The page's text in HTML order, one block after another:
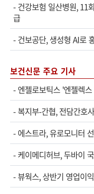
- 건강보험 일산병원, 11
급
- 건보공단, 생성형 AI로
보건신문 주요 기사
- 엔젤로보틱스 '엔젤렉스
- 복지부-간협, 전담간호
- 에스트라, 유로모니터
- 케이메디허브, 두바이
- 뷰웍스, 상반기 영업이익